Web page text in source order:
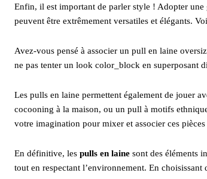
Enfin, il est important de parler style ! Adopter
peuvent être extrêmement versatiles et élégants.
Avez-vous pensé à associer un pull en laine
ne pas tenter un look color_block en superposant
Les pulls en laine permettent également de jouer
cocooning à la maison, ou un pull à motifs
votre imagination pour mixer et associer ces
En définitive, les pulls en laine sont des éléments
tout en respectant l’environnement. En choisissant